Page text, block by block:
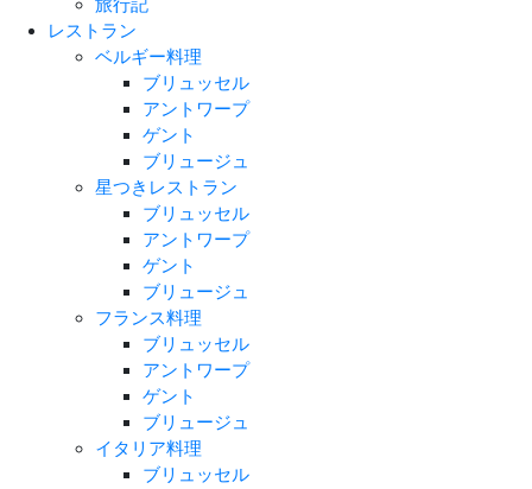
旅行記
レストラン
ベルギー料理
ブリュッセル
アントワープ
ゲント
ブリュージュ
星つきレストラン
ブリュッセル
アントワープ
ゲント
ブリュージュ
フランス料理
ブリュッセル
アントワープ
ゲント
ブリュージュ
イタリア料理
ブリュッセル